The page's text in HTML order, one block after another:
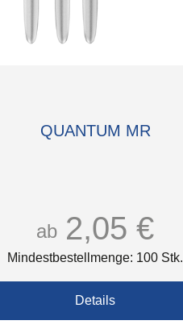
QUANTUM MR
ab 2,05 €
Mindestbestellmenge: 100 Stk.
Details